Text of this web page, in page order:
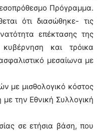
Πρόγραμμα.
ότι διασώθηκε- τις
επέκτασης της
και τρόικα
μεσαίωνα με
με μισθολογικό κόστος
την Εθνική Συλλογική
σε ετήσια βάση, που